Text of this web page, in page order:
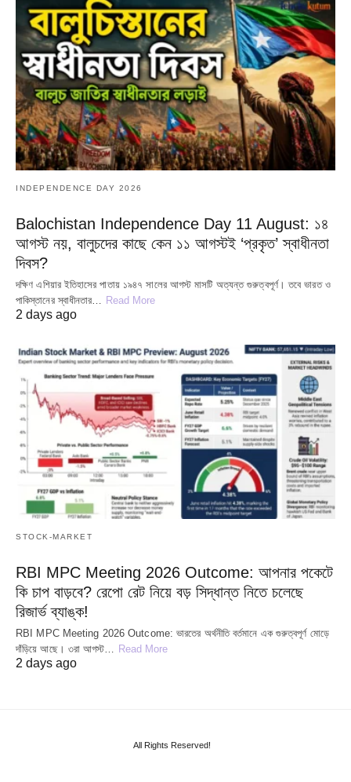
INDEPENDENCE DAY 2026
Balochistan Independence Day 11 August: ১৪
আগস্ট নয়, বালুচদের কাছে কেন ১১ আগস্টই ‘প্রকৃত’ স্বাধীনতা
দিবস?
দক্ষিণ এশিয়ার ইতিহাসের পাতায় ১৯৪৭ সালের আগস্ট মাসটি অত্যন্ত গুরুত্বপূর্ণ। তবে ভারত ও
পাকিস্তানের স্বাধীনতার…
Read More
2 days ago
STOCK-MARKET
RBI MPC Meeting 2026 Outcome: আপনার পকেটে
কি চাপ বাড়বে? রেপো রেট নিয়ে বড় সিদ্ধান্ত নিতে চলেছে
রিজার্ভ ব্যাঙ্ক!
RBI MPC Meeting 2026 Outcome: ভারতের অর্থনীতি বর্তমানে এক গুরুত্বপূর্ণ মোড়ে
দাঁড়িয়ে আছে। ৩রা আগস্ট… Read More
2 days ago
All Rights Reserved!